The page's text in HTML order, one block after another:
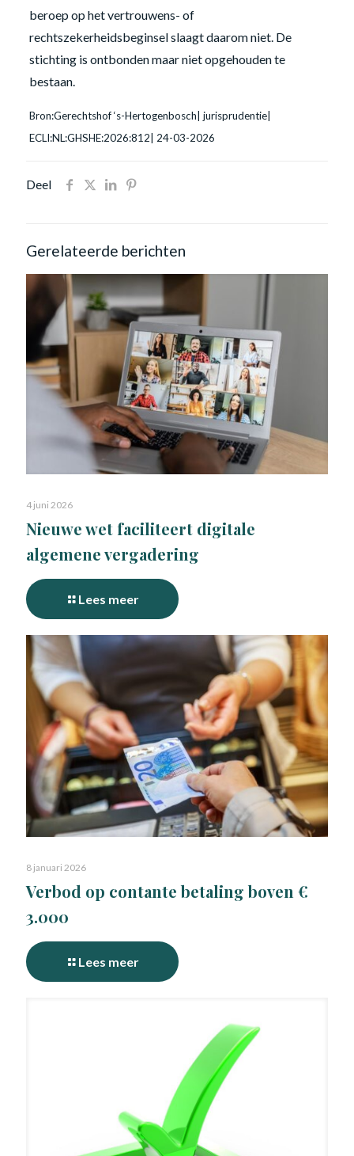
beroep op het vertrouwens- of
rechtszekerheidsbeginsel slaagt daarom niet. De
stichting is ontbonden maar niet opgehouden te
bestaan.
Bron:Gerechtshof ‘s-Hertogenbosch| jurisprudentie|
ECLI:NL:GHSHE:2026:812| 24-03-2026
Deel
Gerelateerde berichten
4 juni 2026
Nieuwe wet faciliteert digitale
algemene vergadering
Lees meer
8 januari 2026
Verbod op contante betaling boven €
3.000
Lees meer